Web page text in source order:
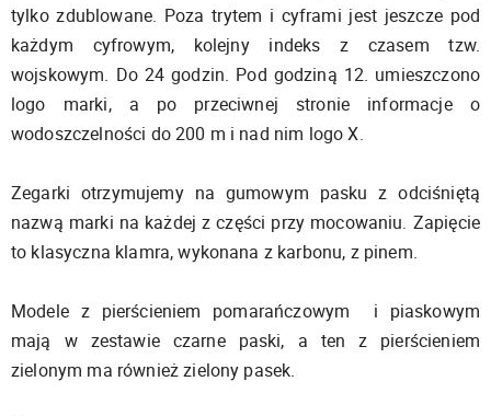
tylko zdublowane. Poza trytem i cyframi jest jeszcze pod
każdym cyfrowym, kolejny indeks z czasem tzw.
wojskowym. Do 24 godzin. Pod godziną 12. umieszczono
logo marki, a po przeciwnej stronie informacje o
wodoszczelności do 200 m i nad nim logo X.
Zegarki otrzymujemy na gumowym pasku z odciśniętą
nazwą marki na każdej z części przy mocowaniu. Zapięcie
to klasyczna klamra, wykonana z karbonu, z pinem.
Modele z pierścieniem pomarańczowym i piaskowym
mają w zestawie czarne paski, a ten z pierścieniem
zielonym ma również zielony pasek.